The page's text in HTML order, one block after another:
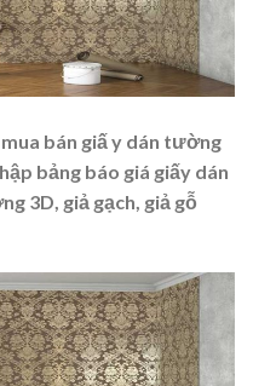
bán giấ y dán tường
bảng báo giá giấy dán
3D, giả gạch, giả gỗ